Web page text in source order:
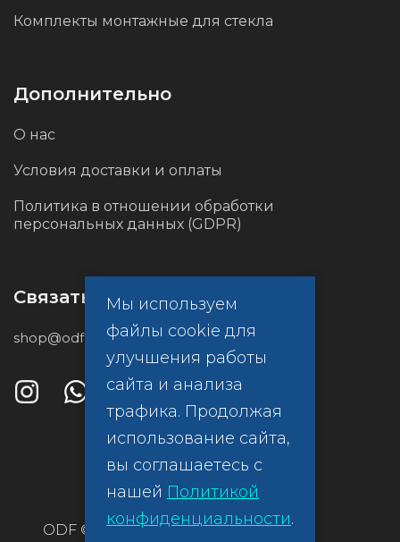
Комплекты монтажные для стекла
Дополнительно
О нас
Условия доставки и оплаты
Политика в отношении обработки
персональных данных (GDPR)
Связаться с нами
shop@odf.global
ODF ©
Политика
Мы используем
файлы cookie для
улучшения работы
сайта и анализа
трафика. Продолжая
использование сайта,
вы соглашаетесь с
нашей Политикой
конфиденциальности.